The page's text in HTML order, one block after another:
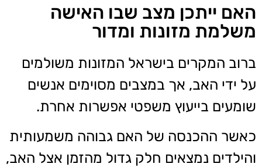
האם ייתכן מצב שבו האישה
משלמת מזונות ומדור
ברוב המקרים בישראל המזונות משולמים
על ידי האב, אך במצבים מסוימים אנשים
שומעים בייעוץ משפטי אפשרות אחרת.
כאשר ההכנסה של האם גבוהה משמעותית
והילדים נמצאים חלק גדול מהזמן אצל האב,